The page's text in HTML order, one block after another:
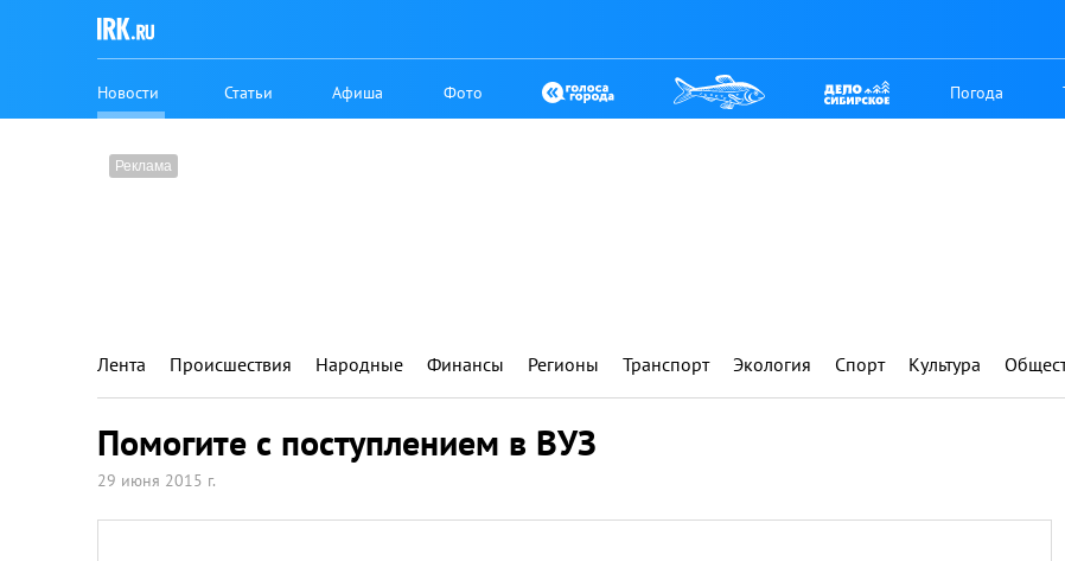
Новости Статьи Афиша Фото Погода
Лента Происшествия Народные Финансы Регионы Транспорт Экология Спорт Культура
Помогите с поступлением в ВУЗ
29 июня 2015 г.